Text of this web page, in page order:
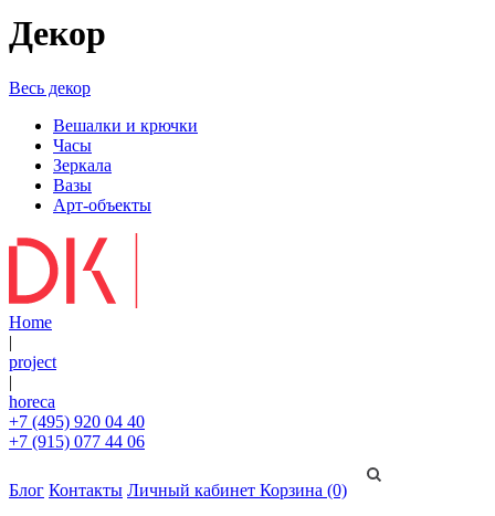
Декор
Весь декор
Вешалки и крючки
Часы
Зеркала
Вазы
Арт-объекты
Home
|
project
|
horeca
+7 (495) 920 04 40
+7 (915) 077 44 06
Блог Контакты Личный кабинет Корзина (0)